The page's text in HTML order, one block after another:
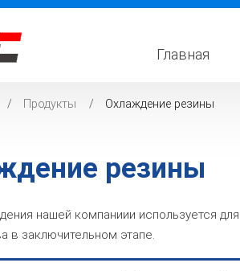
Главная
Продукты Охлаждение резины
резины
нашей компаниии используется
в заключительном этапе.